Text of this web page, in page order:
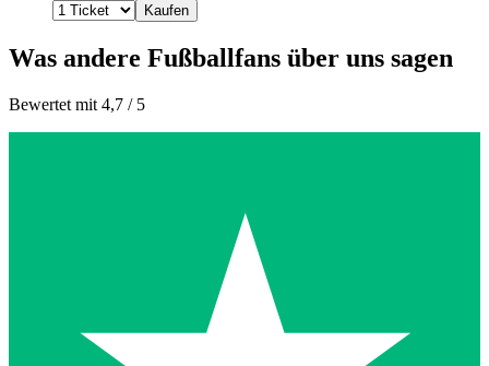
Kaufen
Was andere Fußballfans über uns sagen
Bewertet mit 4,7 / 5